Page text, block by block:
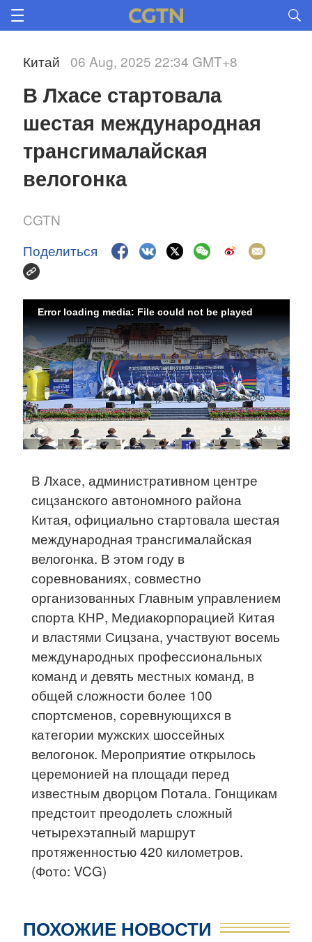
Китай 06 Aug, 2025 22:34 GMT+8
В Лхасе стартовала
шестая международная
трансгималайская
велогонка
CGTN
Поделиться
00:45
Error loading media: File could not be played
В Лхасе, административном центре
сицзанского автономного района
Китая, официально стартовала шестая
международная трансгималайская
велогонка. В этом году в
соревнованиях, совместно
организованных Главным управлением
спорта КНР, Медиакорпорацией Китая
и властями Сицзана, участвуют восемь
международных профессиональных
команд и девять местных команд, в
общей сложности более 100
спортсменов, соревнующихся в
категории мужских шоссейных
велогонок. Мероприятие открылось
церемонией на площади перед
известным дворцом Потала. Гонщикам
предстоит преодолеть сложный
четырехэтапный маршрут
протяженностью 420 километров.
(Фото: VCG)
ПОХОЖИЕ НОВОСТИ